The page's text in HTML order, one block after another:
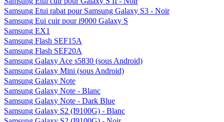
Samsung Etui rabat pour Samsung Galaxy S3 - Noir
Samsung Eui cuir pour i9000 Galaxy S
Samsung EX1
Samsung Flash SEF15A
Samsung Flash SEF20A
Samsung Galaxy Ace s5830 (sous Android)
Samsung Galaxy Mini (sous Android)
Samsung Galaxy Note
Samsung Galaxy Note - Blanc
Samsung Galaxy Note - Dark Blue
Samsung Galaxy S2 (I9100G) - Blanc